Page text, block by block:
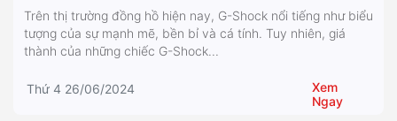
Trên thị trường đồng hồ hiện nay, G-Shock nổi tiếng như biểu
tượng của sự mạnh mẽ, bền bỉ và cá tính. Tuy nhiên, giá
thành của những chiếc G-Shock...
Thứ 4 26/06/2024
Xem
Ngay